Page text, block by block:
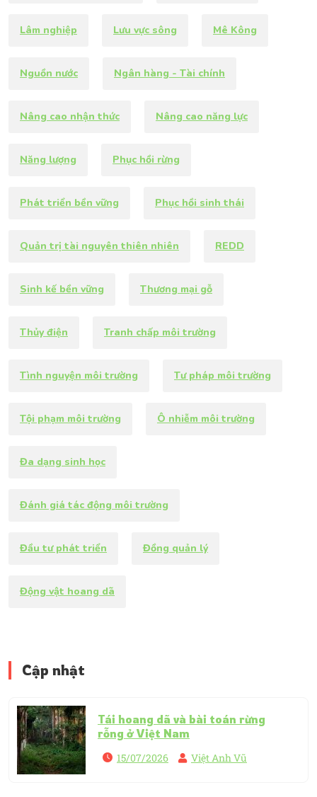
Lâm nghiệp Lưu vực sông Mê Kông
Nguồn nước Ngân hàng - Tài chính
Nâng cao nhận thức Nâng cao năng lực
Năng lượng Phục hồi rừng
Phát triển bền vững Phục hồi sinh thái
Quản trị tài nguyên thiên nhiên REDD
Sinh kế bền vững Thương mại gỗ
Thủy điện Tranh chấp môi trường
Tình nguyện môi trường Tư pháp môi trường
Tội phạm môi trường Ô nhiễm môi trường
Đa dạng sinh học
Đánh giá tác động môi trường
Đầu tư phát triển Đồng quản lý
Động vật hoang dã
Cập nhật
Tái hoang dã và bài toán rừng
rỗng ở Việt Nam
15/07/2026 Việt Anh Vũ